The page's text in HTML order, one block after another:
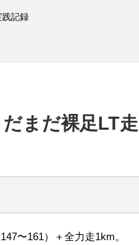
践記録
まだ裸足LT走
〜161）＋全力走1km。